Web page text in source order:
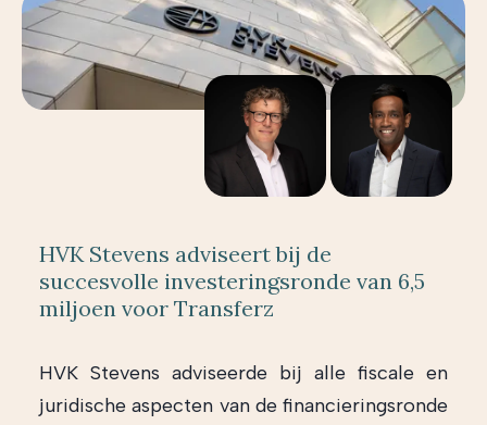
HVK Stevens adviseert bij de
succesvolle investeringsronde van 6,5
miljoen voor Transferz
HVK Stevens adviseerde bij alle fiscale en
juridische aspecten van de financieringsronde